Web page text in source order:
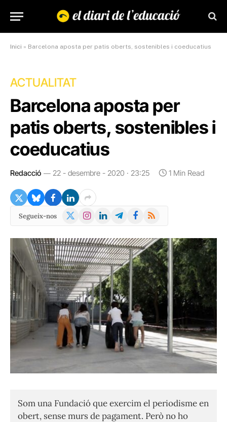
Inici » Barcelona aposta per patis oberts, sostenibles i coeducatius
ACTUALITAT
Barcelona aposta per
patis oberts, sostenibles i
coeducatius
Redacció 22 - desembre - 2020 · 23:25 1 Min Read
Segueix-nos
X
Instagram
LinkedInTelegramFacebook
RSS
Som una Fundació que exercim el periodisme en
obert, sense murs de pagament. Però no ho